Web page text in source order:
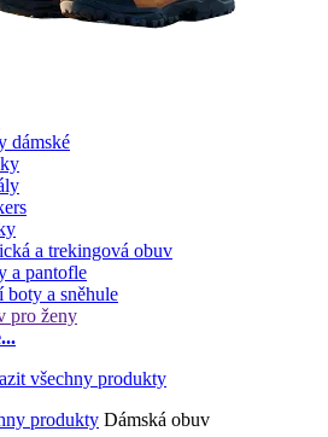
dámské
a trekingová obuv
a pantofle
boty a sněhule
pro ženy
produkty Dámská obuv